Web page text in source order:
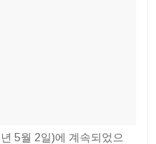
5월 2일)에 계속되었으